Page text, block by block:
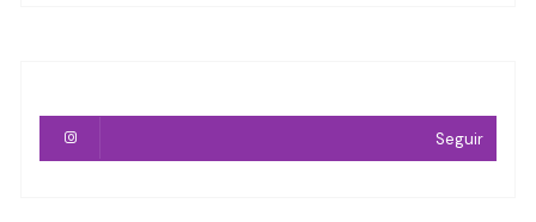
Seguir